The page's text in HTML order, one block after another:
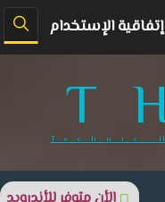
إتفاقية الإستخدام
Technic